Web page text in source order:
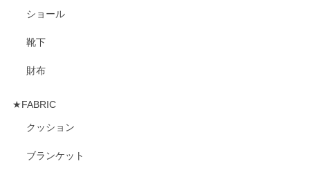
ショール
靴下
財布
★FABRIC
クッション
ブランケット